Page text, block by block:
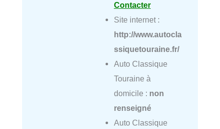
Contacter
Site internet :
http://www.autocla
ssiquetouraine.fr/
Auto Classique
Touraine à
domicile : non
renseigné
Auto Classique